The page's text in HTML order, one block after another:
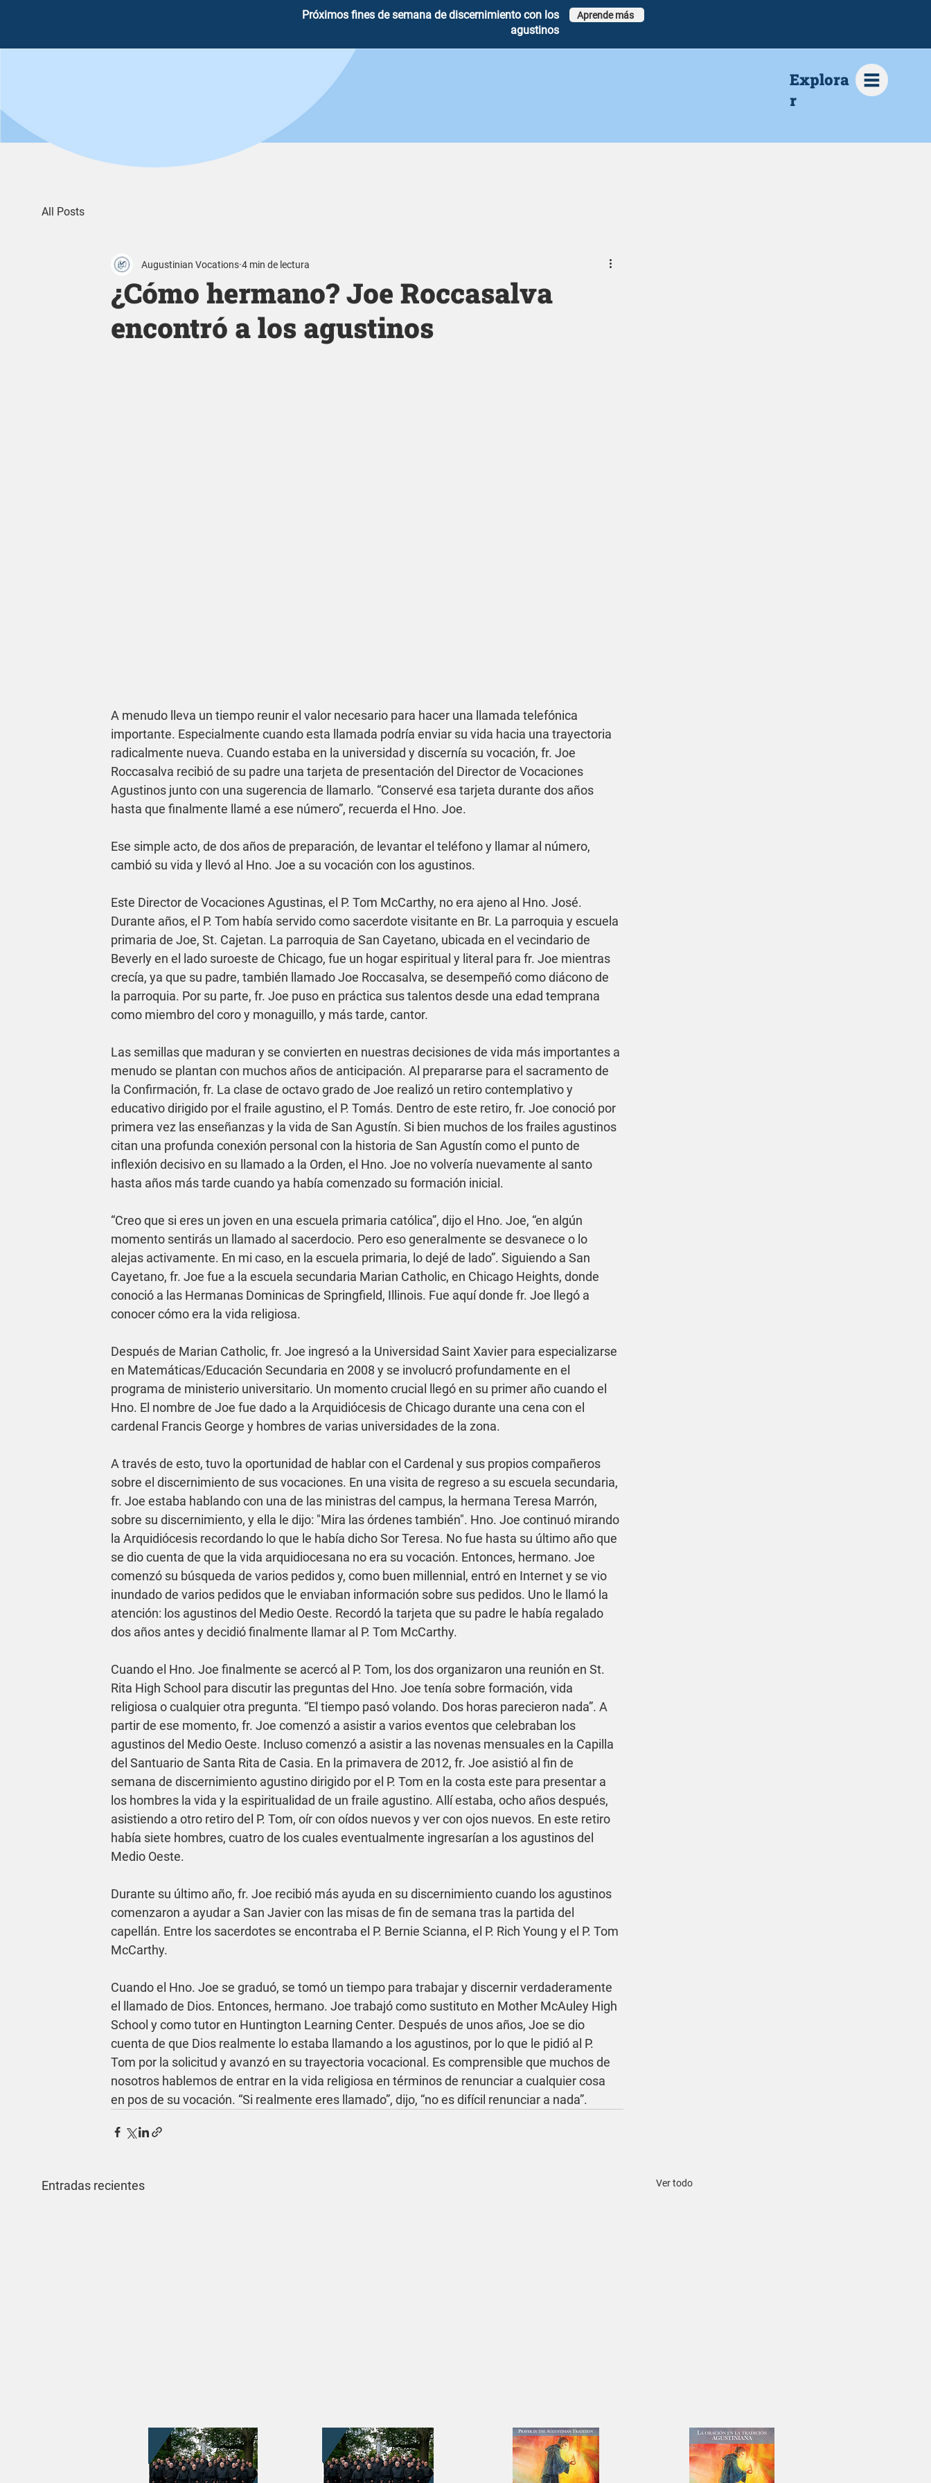
Próximos fines de semana de discernimiento con los
agustinos
Aprende más
Explora
r
All Posts
¿Cómo hermano? Joe Roccasalva
encontró a los agustinos
Augustinian Vocations 4 min de lectura
A menudo lleva un tiempo reunir el valor necesario para hacer una llamada telefónica
importante. Especialmente cuando esta llamada podría enviar su vida hacia una trayectoria
radicalmente nueva. Cuando estaba en la universidad y discernía su vocación, fr. Joe
Roccasalva recibió de su padre una tarjeta de presentación del Director de Vocaciones
Agustinos junto con una sugerencia de llamarlo. “Conservé esa tarjeta durante dos años
hasta que finalmente llamé a ese número”, recuerda el Hno. Joe.
Ese simple acto, de dos años de preparación, de levantar el teléfono y llamar al número,
cambió su vida y llevó al Hno. Joe a su vocación con los agustinos.
Este Director de Vocaciones Agustinas, el P. Tom McCarthy, no era ajeno al Hno. José.
Durante años, el P. Tom había servido como sacerdote visitante en Br. La parroquia y escuela
primaria de Joe, St. Cajetan. La parroquia de San Cayetano, ubicada en el vecindario de
Beverly en el lado suroeste de Chicago, fue un hogar espiritual y literal para fr. Joe mientras
crecía, ya que su padre, también llamado Joe Roccasalva, se desempeñó como diácono de
la parroquia. Por su parte, fr. Joe puso en práctica sus talentos desde una edad temprana
como miembro del coro y monaguillo, y más tarde, cantor.
Las semillas que maduran y se convierten en nuestras decisiones de vida más importantes a
menudo se plantan con muchos años de anticipación. Al prepararse para el sacramento de
la Confirmación, fr. La clase de octavo grado de Joe realizó un retiro contemplativo y
educativo dirigido por el fraile agustino, el P. Tomás. Dentro de este retiro, fr. Joe conoció por
primera vez las enseñanzas y la vida de San Agustín. Si bien muchos de los frailes agustinos
citan una profunda conexión personal con la historia de San Agustín como el punto de
inflexión decisivo en su llamado a la Orden, el Hno. Joe no volvería nuevamente al santo
hasta años más tarde cuando ya había comenzado su formación inicial.
“Creo que si eres un joven en una escuela primaria católica”, dijo el Hno. Joe, “en algún
momento sentirás un llamado al sacerdocio. Pero eso generalmente se desvanece o lo
alejas activamente. En mi caso, en la escuela primaria, lo dejé de lado”. Siguiendo a San
Cayetano, fr. Joe fue a la escuela secundaria Marian Catholic, en Chicago Heights, donde
conoció a las Hermanas Dominicas de Springfield, Illinois. Fue aquí donde fr. Joe llegó a
conocer cómo era la vida religiosa.
Después de Marian Catholic, fr. Joe ingresó a la Universidad Saint Xavier para especializarse
en Matemáticas/Educación Secundaria en 2008 y se involucró profundamente en el
programa de ministerio universitario. Un momento crucial llegó en su primer año cuando el
Hno. El nombre de Joe fue dado a la Arquidiócesis de Chicago durante una cena con el
cardenal Francis George y hombres de varias universidades de la zona.
A través de esto, tuvo la oportunidad de hablar con el Cardenal y sus propios compañeros
sobre el discernimiento de sus vocaciones. En una visita de regreso a su escuela secundaria,
fr. Joe estaba hablando con una de las ministras del campus, la hermana Teresa Marrón,
sobre su discernimiento, y ella le dijo: "Mira las órdenes también". Hno. Joe continuó mirando
la Arquidiócesis recordando lo que le había dicho Sor Teresa. No fue hasta su último año que
se dio cuenta de que la vida arquidiocesana no era su vocación. Entonces, hermano. Joe
comenzó su búsqueda de varios pedidos y, como buen millennial, entró en Internet y se vio
inundado de varios pedidos que le enviaban información sobre sus pedidos. Uno le llamó la
atención: los agustinos del Medio Oeste. Recordó la tarjeta que su padre le había regalado
dos años antes y decidió finalmente llamar al P. Tom McCarthy.
Cuando el Hno. Joe finalmente se acercó al P. Tom, los dos organizaron una reunión en St.
Rita High School para discutir las preguntas del Hno. Joe tenía sobre formación, vida
religiosa o cualquier otra pregunta. “El tiempo pasó volando. Dos horas parecieron nada”. A
partir de ese momento, fr. Joe comenzó a asistir a varios eventos que celebraban los
agustinos del Medio Oeste. Incluso comenzó a asistir a las novenas mensuales en la Capilla
del Santuario de Santa Rita de Casia. En la primavera de 2012, fr. Joe asistió al fin de
semana de discernimiento agustino dirigido por el P. Tom en la costa este para presentar a
los hombres la vida y la espiritualidad de un fraile agustino. Allí estaba, ocho años después,
asistiendo a otro retiro del P. Tom, oír con oídos nuevos y ver con ojos nuevos. En este retiro
había siete hombres, cuatro de los cuales eventualmente ingresarían a los agustinos del
Medio Oeste.
Durante su último año, fr. Joe recibió más ayuda en su discernimiento cuando los agustinos
comenzaron a ayudar a San Javier con las misas de fin de semana tras la partida del
capellán. Entre los sacerdotes se encontraba el P. Bernie Scianna, el P. Rich Young y el P. Tom
McCarthy.
Cuando el Hno. Joe se graduó, se tomó un tiempo para trabajar y discernir verdaderamente
el llamado de Dios. Entonces, hermano. Joe trabajó como sustituto en Mother McAuley High
School y como tutor en Huntington Learning Center. Después de unos años, Joe se dio
cuenta de que Dios realmente lo estaba llamando a los agustinos, por lo que le pidió al P.
Tom por la solicitud y avanzó en su trayectoria vocacional. Es comprensible que muchos de
nosotros hablemos de entrar en la vida religiosa en términos de renunciar a cualquier cosa
en pos de su vocación. “Si realmente eres llamado”, dijo, “no es difícil renunciar a nada”.
Entradas recientes Ver todo
Un salto de fe